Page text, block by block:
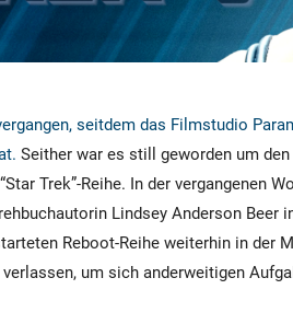
seitdem das Filmstudio
Seither war es still geworden um
Trek”-Reihe. In der vergangenen
Lindsey Anderson Beer
Reboot-Reihe weiterhin in der
um sich anderweitigen